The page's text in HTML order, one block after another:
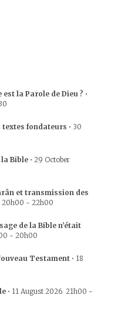
est la Parole de Dieu ? •
textes fondateurs • 30
la Bible • 29 October
et transmission des
20h00 - 22h00
de la Bible n’était
- 20h00
Testament • 18
• 11 August 2026 21h00 -